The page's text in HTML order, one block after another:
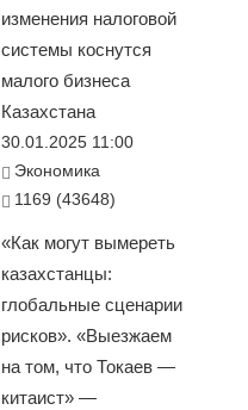
изменения налоговой
системы коснутся
малого бизнеса
Казахстана
30.01.2025 11:00
Экономика
1169 (43648)
«Как могут вымереть
казахстанцы:
глобальные сценарии
рисков». «Выезжаем
на том, что Токаев —
китаист» —